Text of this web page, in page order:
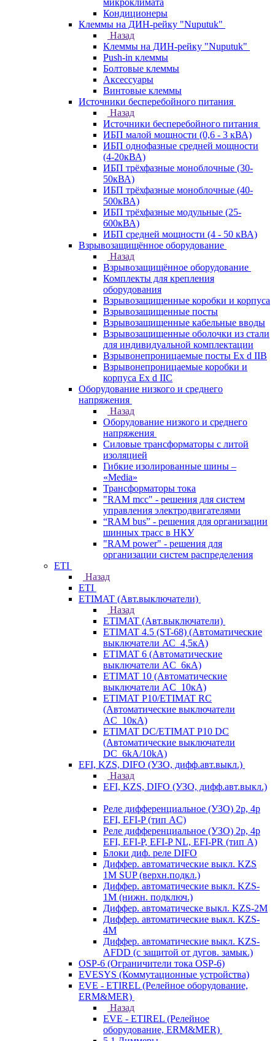
микроклимата
Кондиционеры
Клеммы на ДИН-рейку "Nuputuk"
Назад
Клеммы на ДИН-рейку "Nuputuk"
Push-in клеммы
Болтовые клеммы
Аксессуары
Винтовые клеммы
Источники бесперебойного питания
Назад
Источники бесперебойного питания
ИБП малой мощности (0,6 - 3 кВА)
ИБП однофазные средней мощности
(4-20кВА)
ИБП трёхфазные моноблочные (30-
50кВА)
ИБП трёхфазные моноблочные (40-
500кВА)
ИБП трёхфазные модульные (25-
600кВА)
ИБП средней мощности (4 - 50 кВА)
Взрывозащищённое оборудование
Назад
Взрывозащищённое оборудование
Комплекты для крепления
оборудования
Взрывозащищенные коробки и корпуса
Взрывозащищенные посты
Взрывозащищенные кабельные вводы
Взрывозащищенные оболочки из стали
для индивидуальной комплектации
Взрывонепроницаемые посты Ex d IIB
Взрывонепроницаемые коробки и
корпуса Ex d IIС
Оборудование низкого и среднего
напряжения
Назад
Оборудование низкого и среднего
напряжения
Силовые трансформаторы с литой
изоляцией
Гибкие изолированные шины –
«Media»
Трансформаторы тока
"RAM mcc" - решения для систем
управления электродвигателями
“RAM bus” - решения для организации
шинных трасс в НКУ
"RAM power" - решения для
организации систем распределения
ETI
Назад
ETI
ETIMAT (Авт.выключатели)
Назад
ETIMAT (Авт.выключатели)
ETIMAT 4.5 (ST-68) (Автоматические
выключатели АС_4,5кА)
ETIMAT 6 (Автоматические
выключатели AC_6кА)
ETIMAT 10 (Автоматические
выключатели AC_10кА)
ETIMAT P10/ETIMAT RC
(Автоматические выключатели
AC_10кА)
ETIMAT DC/ETIMAT P10 DC
(Автоматические выключатели
DC_6kA/10kA)
EFI, KZS, DIFO (УЗО, дифф.авт.выкл.)
Назад
EFI, KZS, DIFO (УЗО, дифф.авт.выкл.)
Реле дифференциальное (УЗО) 2р, 4р
EFI, EFI-P (тип AС)
Реле дифференциальное (УЗО) 2р, 4р
EFI, EFI-P, EFI-P NL, EFI-PR (тип A)
Блоки диф. реле DIFO
Диффер. автоматические выкл. KZS
1M SUP (верхн.подкл.)
Диффер. автоматические выкл. KZS-
1M (нижн. подключ.)
Диффер. автоматическе выкл. KZS-2M
Диффер. автоматические выкл. KZS-
4M
Диффер. автоматические выкл. KZS-
AFDD (с защитой от дугов. замык.)
OSP-6 (Ограничители тока OSP-6)
EVESYS (Коммутационные устройства)
EVE - ETIREL (Релейное оборудование,
ERM&MER)
Назад
EVE - ETIREL (Релейное
оборудование, ERM&MER)